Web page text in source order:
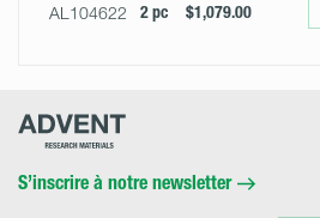
AL104622 2 pc $1,079.00
Advent
S’inscrire à notre newsletter